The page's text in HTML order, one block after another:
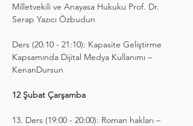
Milletvekili ve Anayasa Hukuku Prof. Dr.
Serap Yazıcı Özbudun
Ders (20:10 - 21:10): Kapasite Geliştirme
Kapsamında Dijital Medya Kullanımı –
KenanDursun
12 Şubat Çarşamba
13. Ders (19:00 - 20:00): Roman hakları –